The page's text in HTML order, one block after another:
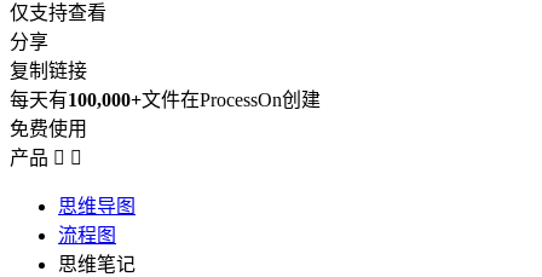
仅支持查看
分享
复制链接
每天有100,000+文件在ProcessOn创建
免费使用
产品  
思维导图
流程图
思维笔记